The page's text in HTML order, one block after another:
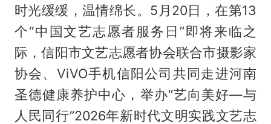
时光缓缓，温情绵长。5月20日，在第13
个“中国文艺志愿者服务日”即将来临之
际，信阳市文艺志愿者协会联合市摄影家
协会、ViVO手机信阳公司共同走进河南
圣德健康养护中心，举办“艺向美好—与
人民同行”2026年新时代文明实践文艺志